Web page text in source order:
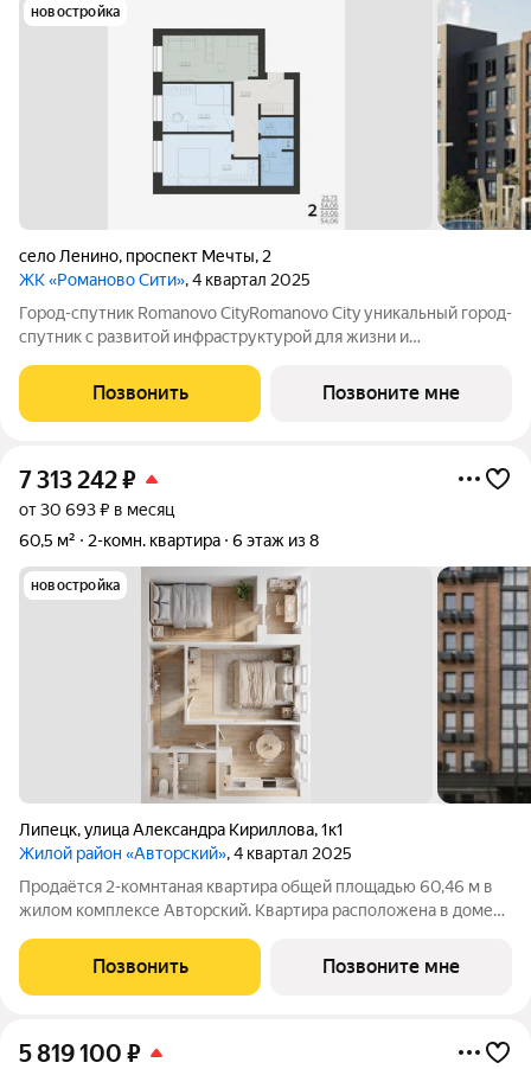
новостройка
село Ленино, проспект Мечты, 2
ЖК «Романово Сити», 4 квартал 2025
Город-спутник Romanovo CityRomanovo City уникальный город-
спутник с развитой инфраструктурой для жизни и
расположен в 8 км от Липецка, общая площадь 100 га.
Перспективная численность населения
Позвонить Позвоните мне
7 313 242₽
от 30 693 ₽ в месяц
60,5 м²
2-комн. квартира 6 этаж из 8
новостройка
Липецк,улица Александра Кириллова,1к1
Жилой район «Авторский», 4 квартал 2025
Продаётся 2-комнтаная квартира общей площадью 60,46 м в
жилом комплексе Авторский. Квартира расположена в доме
вид на город! Жилая площадь 31,66 м оптимальная и
рациональная. В квартире 2
Позвонить Позвоните мне
5 819 100 ₽